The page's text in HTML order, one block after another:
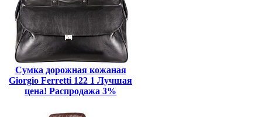
Сумка дорожная кожаная
Giorgio Ferretti 122 1 Лучшая
цена! Распродажа 3%